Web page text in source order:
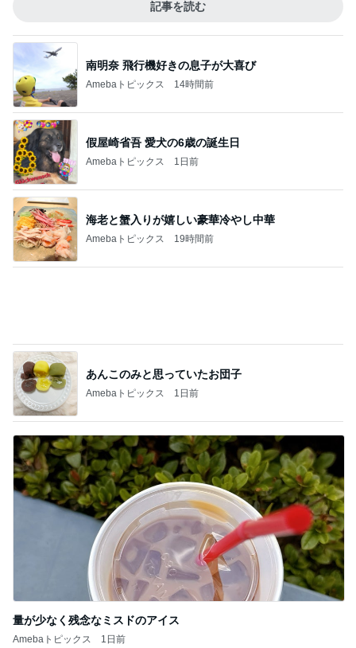
Amebaトピックス 14時間前
假屋崎省吾 愛犬の6歳の誕生日
Amebaトピックス 1日前
海老と蟹入りが嬉しい豪華冷やし中華
Amebaトピックス 19時間前
量が少なく残念なミスドのアイス
Amebaトピックス 1日前
記事を読む